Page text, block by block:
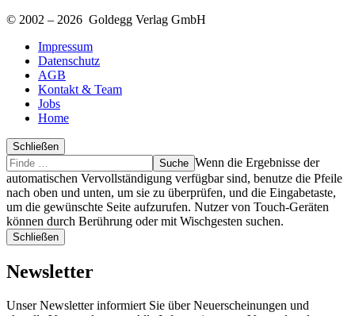
© 2002 – 2026 Goldegg Verlag GmbH
Impressum
Datenschutz
AGB
Kontakt & Team
Jobs
Home
Schließen
Suche
Finde
…
Wenn die Ergebnisse der
automatischen Vervollständigung verfügbar sind, benutze die Pfeile
nach oben und unten, um sie zu überprüfen, und die Eingabetaste,
um die gewünschte Seite aufzurufen. Nutzer von Touch-Geräten
können durch Berührung oder mit Wischgesten suchen.
Schließen
Newsletter
Unser Newsletter informiert Sie über Neuerscheinungen und